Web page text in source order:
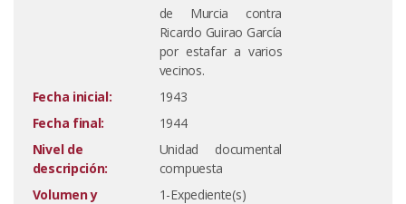
de Murcia contra
Ricardo Guirao García
por estafar a varios
vecinos.
Fecha inicial:
1943
Fecha final:
1944
Nivel de
descripción:
Unidad documental
compuesta
Volumen y
1-Expediente(s)